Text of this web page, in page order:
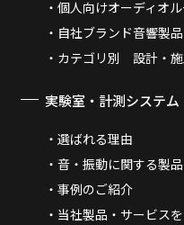
個人向けオーディオ
自社ブランド音響製品
カテゴリ別 設計・施
実験室・計測システム
選ばれる理由
音・振動に関する製
事例のご紹介
当社製品・サービス